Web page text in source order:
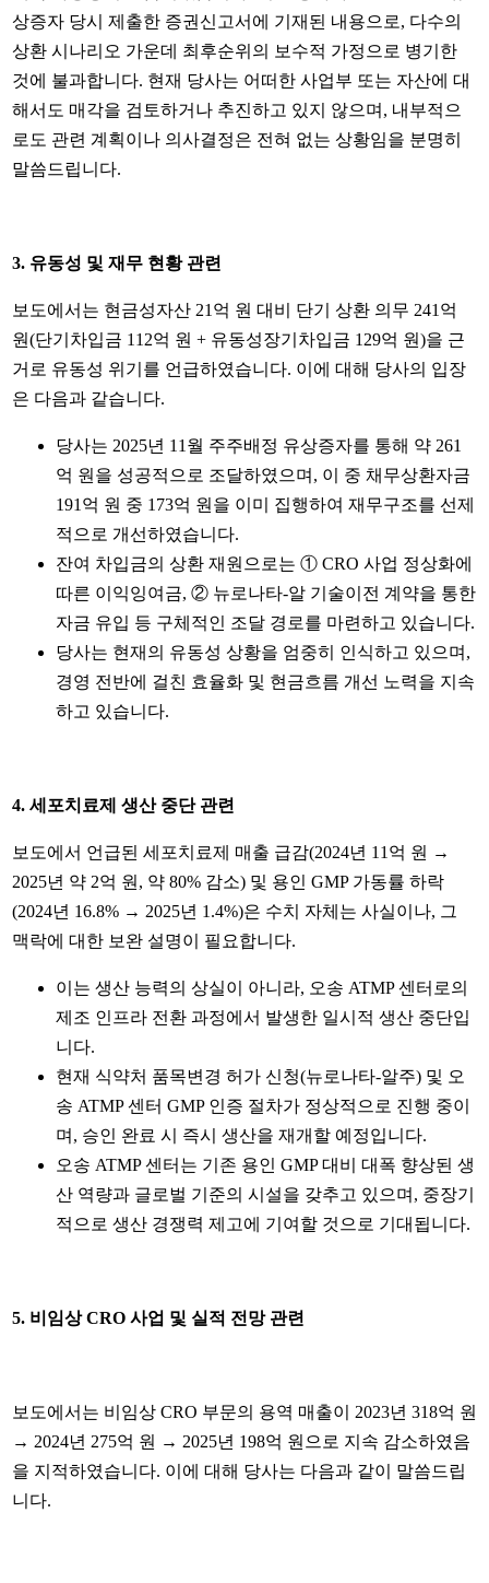
상증자 당시 제출한 증권신고서에 기재된 내용으로, 다수의
상환 시나리오 가운데 최후순위의 보수적 가정으로 병기한
것에 불과합니다. 현재 당사는 어떠한 사업부 또는 자산에 대
해서도 매각을 검토하거나 추진하고 있지 않으며, 내부적으
로도 관련 계획이나 의사결정은 전혀 없는 상황임을 분명히
말씀드립니다.
3. 유동성 및 재무 현황 관련
보도에서는 현금성자산 21억 원 대비 단기 상환 의무 241억
원(단기차입금 112억 원 + 유동성장기차입금 129억 원)을 근
거로 유동성 위기를 언급하였습니다. 이에 대해 당사의 입장
은 다음과 같습니다.
당사는 2025년 11월 주주배정 유상증자를 통해 약 261
억 원을 성공적으로 조달하였으며, 이 중 채무상환자금
191억 원 중 173억 원을 이미 집행하여 재무구조를 선제
적으로 개선하였습니다.
잔여 차입금의 상환 재원으로는 ① CRO 사업 정상화에
따른 이익잉여금, ② 뉴로나타-알 기술이전 계약을 통한
자금 유입 등 구체적인 조달 경로를 마련하고 있습니다.
당사는 현재의 유동성 상황을 엄중히 인식하고 있으며,
경영 전반에 걸친 효율화 및 현금흐름 개선 노력을 지속
하고 있습니다.
4. 세포치료제 생산 중단 관련
보도에서 언급된 세포치료제 매출 급감(2024년 11억 원 →
2025년 약 2억 원, 약 80% 감소) 및 용인 GMP 가동률 하락
(2024년 16.8% → 2025년 1.4%)은 수치 자체는 사실이나, 그
맥락에 대한 보완 설명이 필요합니다.
이는 생산 능력의 상실이 아니라, 오송 ATMP 센터로의
제조 인프라 전환 과정에서 발생한 일시적 생산 중단입
니다.
현재 식약처 품목변경 허가 신청(뉴로나타-알주) 및 오
송 ATMP 센터 GMP 인증 절차가 정상적으로 진행 중이
며, 승인 완료 시 즉시 생산을 재개할 예정입니다.
오송 ATMP 센터는 기존 용인 GMP 대비 대폭 향상된 생
산 역량과 글로벌 기준의 시설을 갖추고 있으며, 중장기
적으로 생산 경쟁력 제고에 기여할 것으로 기대됩니다.
5. 비임상 CRO 사업 및 실적 전망 관련
보도에서는 비임상 CRO 부문의 용역 매출이 2023년 318억 원
→ 2024년 275억 원 → 2025년 198억 원으로 지속 감소하였음
을 지적하였습니다. 이에 대해 당사는 다음과 같이 말씀드립
니다.